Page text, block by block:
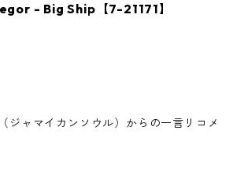
- Big Ship【7-21171】
ジャマイカンソウル）からの一言リコメ